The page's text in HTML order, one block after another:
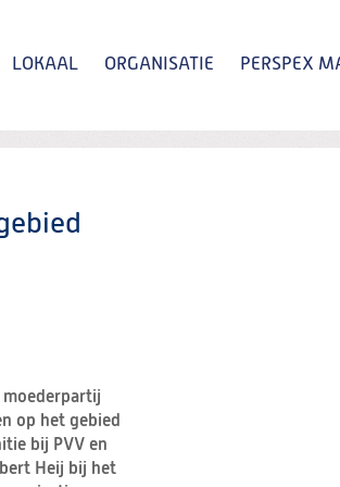
LOKAAL ORGANISATIE PERSPEX
op het gebied
bij PVV en
Heij bij het